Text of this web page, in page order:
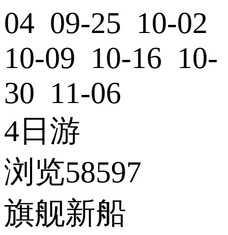
04 09-25 10-02
10-09 10-16 10-
30 11-06
4日游
浏览58597
旗舰新船